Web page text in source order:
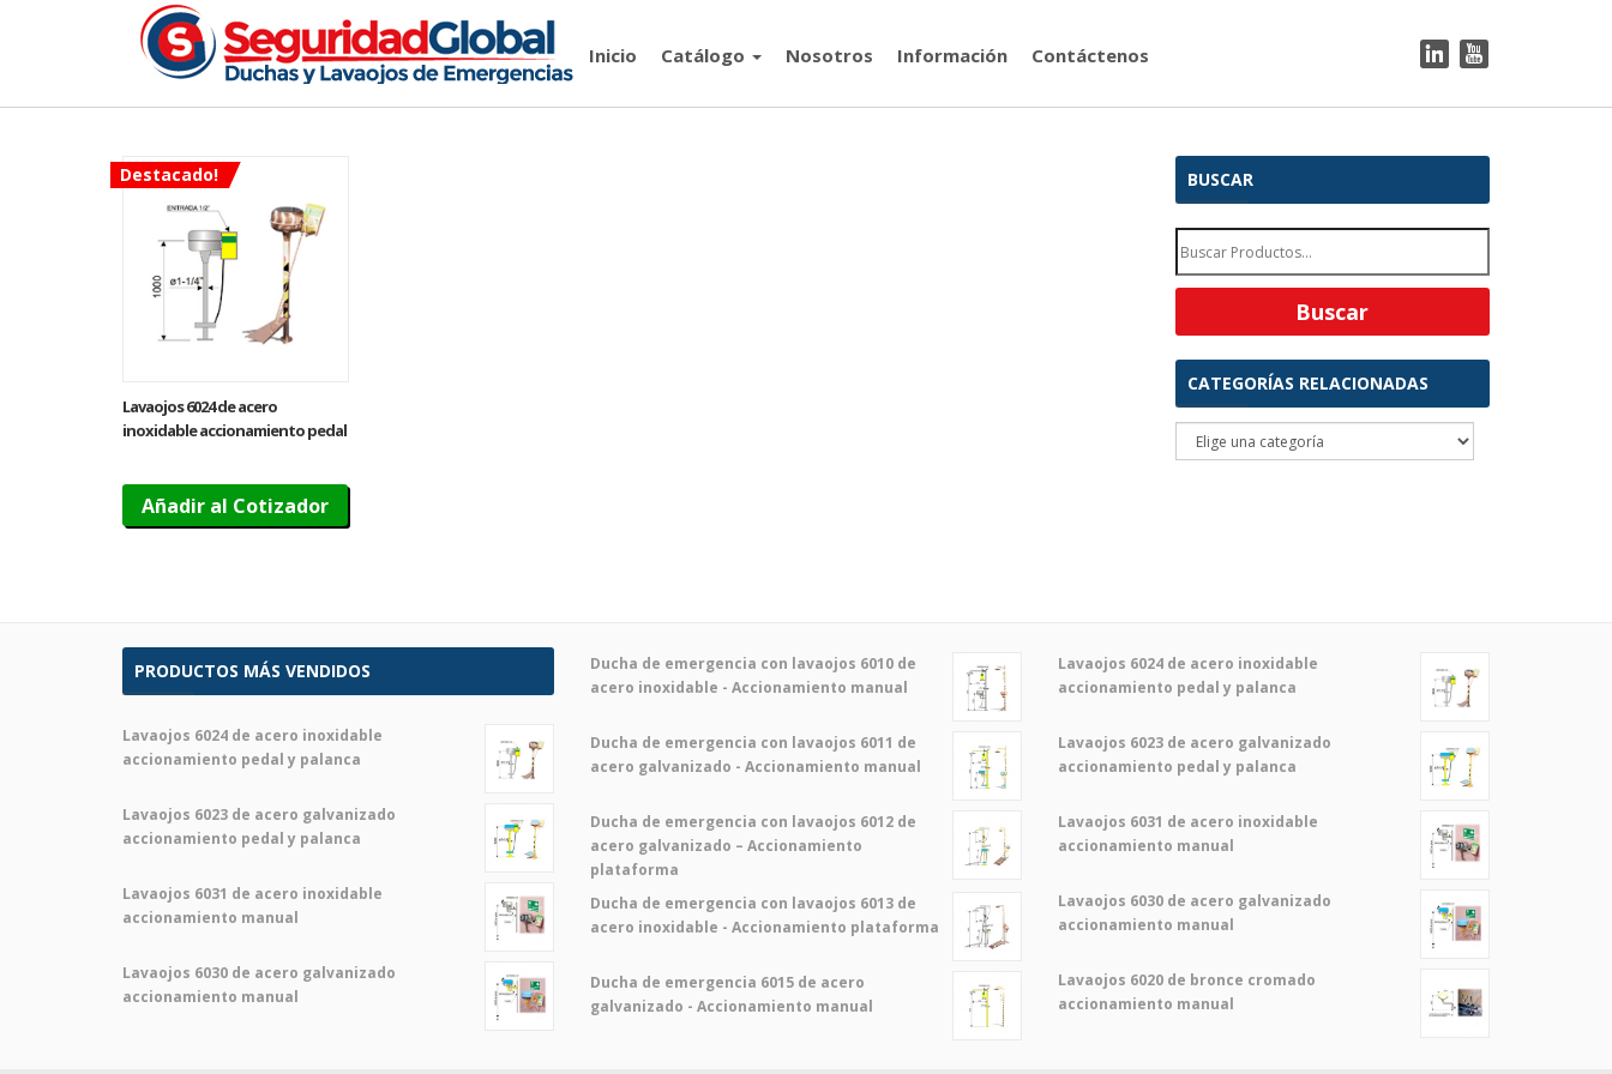
Inicio Catálogo Nosotros Información Contáctenos
Destacado!
Lavaojos 6024 de acero
inoxidable accionamiento pedal
Añadir al Cotizador
BUSCAR
CATEGORÍAS RELACIONADAS
PRODUCTOS MÁS VENDIDOS
Lavaojos 6024 de acero inoxidable
accionamiento pedal y palanca
Lavaojos 6023 de acero galvanizado
accionamiento pedal y palanca
Lavaojos 6031 de acero inoxidable
accionamiento manual
Lavaojos 6030 de acero galvanizado
accionamiento manual
Ducha de emergencia con lavaojos 6010 de
acero inoxidable - Accionamiento manual
Ducha de emergencia con lavaojos 6011 de
acero galvanizado - Accionamiento manual
Ducha de emergencia con lavaojos 6012 de
acero galvanizado – Accionamiento
plataforma
Ducha de emergencia con lavaojos 6013 de
acero inoxidable - Accionamiento plataforma
Ducha de emergencia 6015 de acero
galvanizado - Accionamiento manual
Lavaojos 6024 de acero inoxidable
accionamiento pedal y palanca
Lavaojos 6023 de acero galvanizado
accionamiento pedal y palanca
Lavaojos 6031 de acero inoxidable
accionamiento manual
Lavaojos 6030 de acero galvanizado
accionamiento manual
Lavaojos 6020 de bronce cromado
accionamiento manual